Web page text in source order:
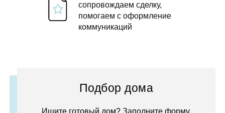
сопровождаем сделку,
помогаем с оформление
коммуникаций
Подбор дома